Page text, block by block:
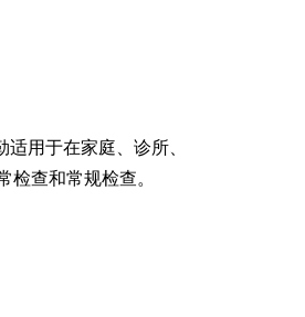
适用于在家庭、诊所、
检查和常规检查。